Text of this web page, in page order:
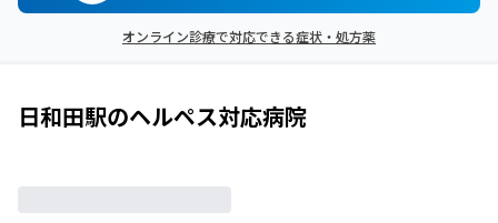
オンライン診療で対応できる症状・処方薬
日和田駅のヘルペス対応病院